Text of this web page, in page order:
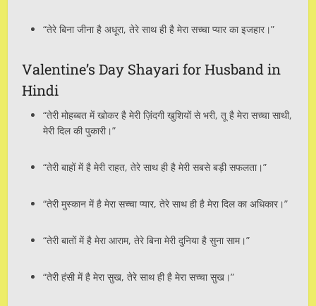
“तेरे बिना जीना है अधूरा, तेरे साथ ही है मेरा सच्चा प्यार का इजहार।”
Valentine’s Day Shayari for Husband in
Hindi
“तेरी मोहब्बत में खोकर है मेरी ज़िंदगी खुशियों से भरी, तू है मेरा सच्चा साथी,
मेरी दिल की पुकारी।”
“तेरी बाहों में है मेरी राहत, तेरे साथ ही है मेरी सबसे बड़ी सफलता।”
“तेरी मुस्कान में है मेरा सच्चा प्यार, तेरे साथ ही है मेरा दिल का अधिकार।”
“तेरी बातों में है मेरा आराम, तेरे बिना मेरी दुनिया है सुना साम।”
“तेरी हंसी में है मेरा सुख, तेरे साथ ही है मेरा सच्चा सुख।”